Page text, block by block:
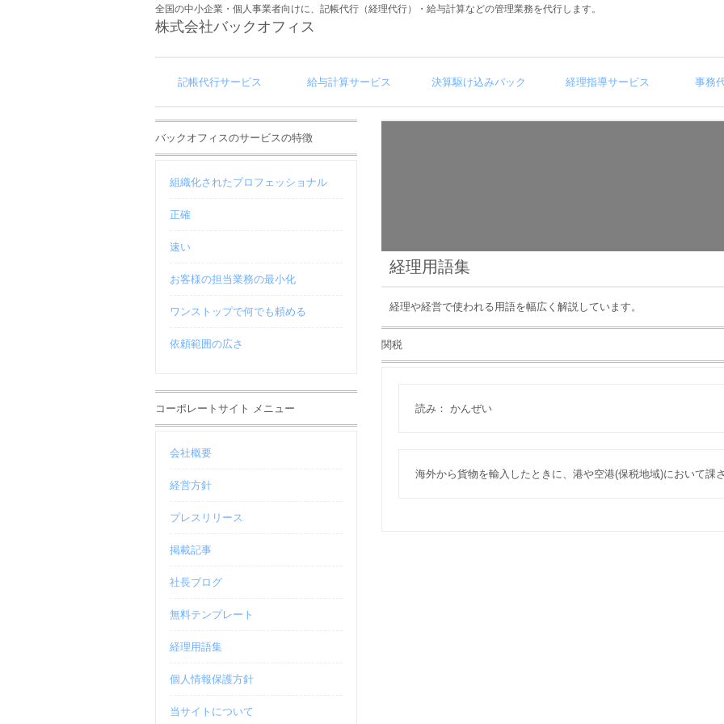
全国の中小企業・個人事業者向けに、記帳代行（経理代行）・給与計算などの管理業務を代行します。
株式会社バックオフィス
記帳代行サービス 給与計算サービス 決算駆け込みパック 経理指導サービス 事務
経理用語集
経理や経営で使われる用語を幅広く解説しています。
関税
読み： かんぜい
海外から貨物を輸入したときに、港や空港(保税地域)において課
バックオフィスのサービスの特徴
組織化されたプロフェッショナル
正確
速い
お客様の担当業務の最小化
ワンストップで何でも頼める
依頼範囲の広さ
コーポレートサイト メニュー
会社概要
経営方針
プレスリリース
掲載記事
社長ブログ
無料テンプレート
経理用語集
個人情報保護方針
当サイトについて